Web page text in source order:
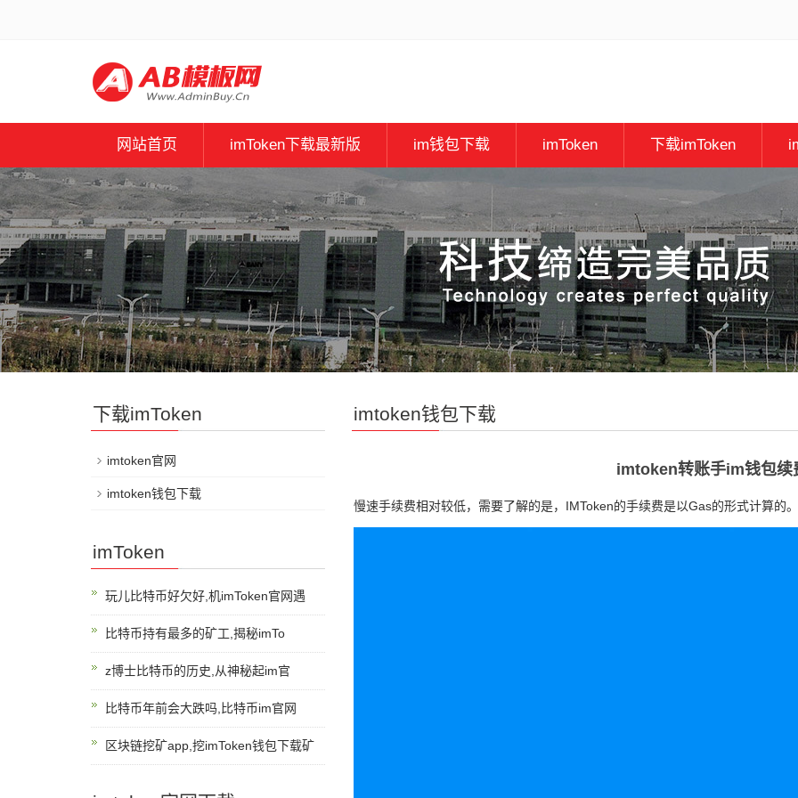
网站首页 imToken下载最新版 im钱包下载 imToken 下载imToken
imtoken钱包下载
imtoken转账手im钱包续
慢速手续费相对较低，需要了解的是，IMToken的手续费是以Gas的形式计算的。
下载imToken
imtoken官网
imtoken钱包下载
imToken
玩儿比特币好欠好,机imToken官网遇
比特币持有最多的矿工,揭秘imTo
z博士比特币的历史,从神秘起im官
比特币年前会大跌吗,比特币im官网
区块链挖矿app,挖imToken钱包下载矿